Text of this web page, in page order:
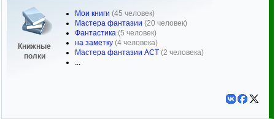
Книжные
полки
Мои книги (45 человек)
Мастера фантазии (20 человек)
Фантастика (5 человек)
на заметку (4 человека)
Мастера фантазии АСТ (2 человека)
...